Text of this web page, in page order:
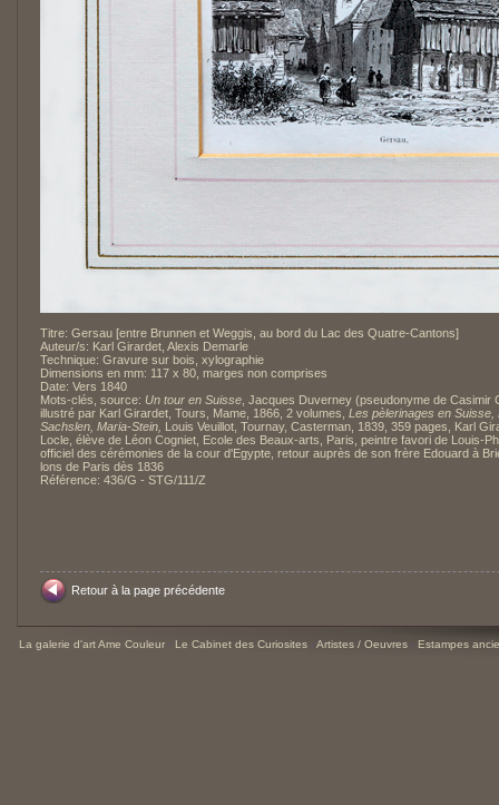
Titre: Gersau [entre Brunnen et Weggis, au bord du Lac des Quatre-Cantons]
Auteur/s: Karl Girardet, Alexis Demarle
Technique: Gravure sur bois, xylographie
Dimensions en mm: 117 x 80, marges non comprises
Date: Vers 1840
Mots-clés, source: Un tour en Suisse , Jacques Duverney (pseudonyme de Casimir
illustré par Karl Girardet, Tours, Mame, 1866, 2 volumes, Les pèlerinages en Suisse,
Sachslen, Maria-Stein, Louis Veuillot, Tournay, Casterman, 1839, 359 pages, Karl
Locle, élève de Léon Cogniet, Ecole des Beaux-arts, Paris, peintre favori de Louis-
officiel des cérémonies de la cour d'Egypte, retour auprès de son frère Edouard à
lons de Paris dès 1836
Référence: 436/G - STG/111/Z
Retour à la page précédente
La galerie d'art Ame Couleur - Le Cabinet des Curiosites -Artistes / Oeuvres - Estampes